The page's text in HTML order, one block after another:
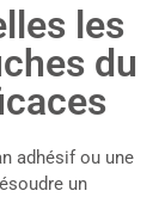
les
du
adhésif ou une
un